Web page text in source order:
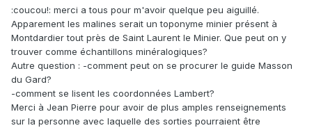
:coucou!: merci a tous pour m'avoir quelque peu aiguillé.
Apparement les malines serait un toponyme minier présent à
Montdardier tout près de Saint Laurent le Minier. Que peut on y
trouver comme échantillons minéralogiques?
Autre question : -comment peut on se procurer le guide Masson
du Gard?
-comment se lisent les coordonnées Lambert?
Merci à Jean Pierre pour avoir de plus amples renseignements
sur la personne avec laquelle des sorties pourraient être